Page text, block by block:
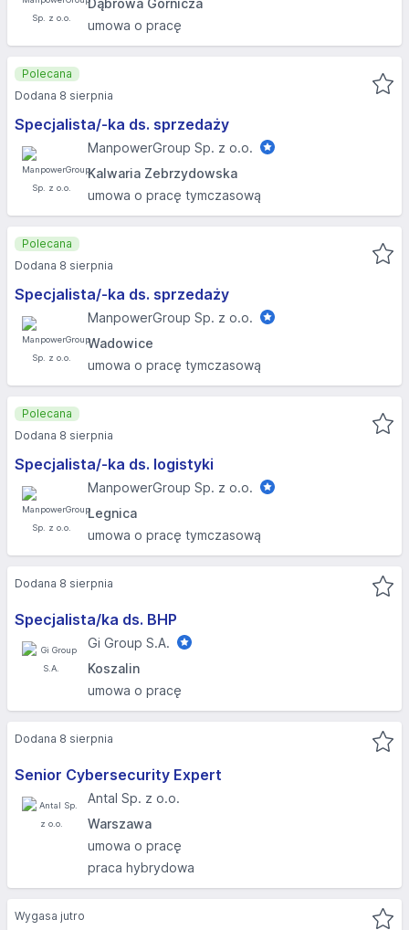
Dąbrowa Górnicza
umowa o pracę
Specjalista/-ka ds. sprzedaży
ManpowerGroup Sp. z o.o.
Kalwaria Zebrzydowska
umowa o pracę tymczasową
Polecana
Dodana 8 sierpnia
Specjalista/-ka ds. sprzedaży
ManpowerGroup Sp. z o.o.
Wadowice
umowa o pracę tymczasową
Polecana
Dodana 8 sierpnia
Specjalista/-ka ds. logistyki
ManpowerGroup Sp. z o.o.
Legnica
umowa o pracę tymczasową
Polecana
Dodana 8 sierpnia
Specjalista/ka ds. BHP
Gi Group S.A.
Koszalin
umowa o pracę
Dodana 8 sierpnia
Senior Cybersecurity Expert
Antal Sp. z o.o.
Warszawa
umowa o pracę
praca hybrydowa
Dodana 8 sierpnia
Wygasa jutro